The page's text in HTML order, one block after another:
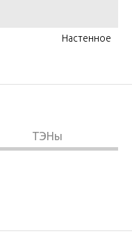
Настенное
ТЭНы